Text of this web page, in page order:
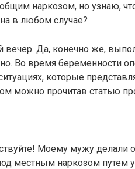
наркозом, но узнаю,
в любом случае?
Да, конечно же,
Во время беременности
которые
можно прочитав статью
Моему мужу делали
местным наркозом путем